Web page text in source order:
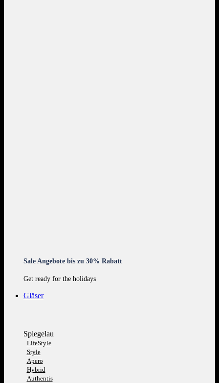
Sale Angebote bis zu 30% Rabatt
Get ready for the holidays
Gläser
Spiegelau
LifeStyle
Style
Apero
Hybrid
Authentis